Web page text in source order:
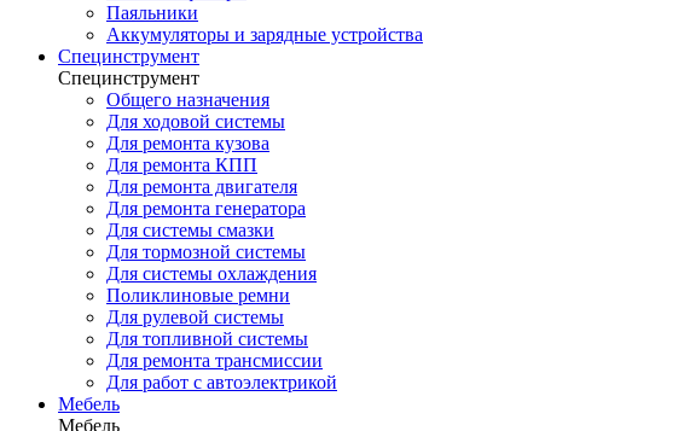
Паяльники
Аккумуляторы и зарядные устройства
Специнструмент
Специнструмент
Общего назначения
Для ходовой системы
Для ремонта кузова
Для ремонта КПП
Для ремонта двигателя
Для ремонта генератора
Для системы смазки
Для тормозной системы
Для системы охлаждения
Поликлиновые ремни
Для рулевой системы
Для топливной системы
Для ремонта трансмиссии
Для работ с автоэлектрикой
Мебель
Мебель